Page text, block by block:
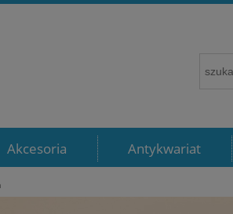
Akcesoria Antykwariat